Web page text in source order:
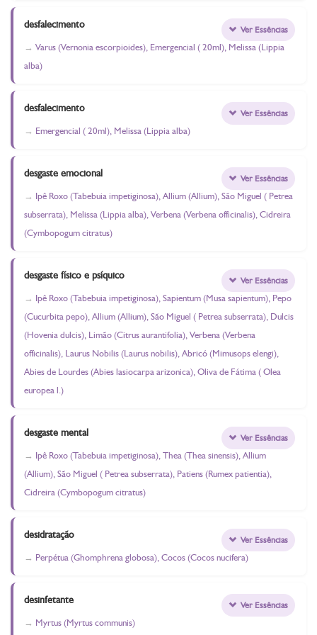
desfalecimento
Varus (Vernonia escorpioides), Emergencial ( 20ml), Melissa (Lippia
alba)
Ver Essências
desfalecimento
Emergencial ( 20ml), Melissa (Lippia alba)
Ver Essências
desgaste emocional
Ipê Roxo (Tabebuia impetiginosa), Allium (Allium), São Miguel ( Petrea
subserrata), Melissa (Lippia alba), Verbena (Verbena officinalis), Cidreira
(Cymbopogum citratus)
Ver Essências
desgaste físico e psíquico
Ipê Roxo (Tabebuia impetiginosa), Sapientum (Musa sapientum), Pepo
(Cucurbita pepo), Allium (Allium), São Miguel ( Petrea subserrata), Dulcis
(Hovenia dulcis), Limão (Citrus aurantifolia), Verbena (Verbena
officinalis), Laurus Nobilis (Laurus nobilis), Abricó (Mimusops elengi),
Abies de Lourdes (Abies lasiocarpa arizonica), Oliva de Fátima ( Olea
europea l.)
Ver Essências
desgaste mental
Ipê Roxo (Tabebuia impetiginosa), Thea (Thea sinensis), Allium
(Allium), São Miguel ( Petrea subserrata), Patiens (Rumex patientia),
Cidreira (Cymbopogum citratus)
Ver Essências
desidratação
Perpétua (Ghomphrena globosa), Cocos (Cocos nucifera)
Ver Essências
desinfetante
Myrtus (Myrtus communis)
Ver Essências